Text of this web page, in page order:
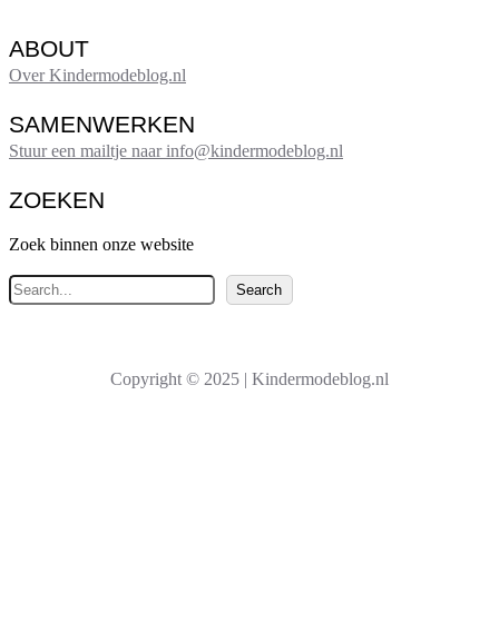
ABOUT
Over Kindermodeblog.nl
SAMENWERKEN
Stuur een mailtje naar info@kindermodeblog.nl
ZOEKEN
Zoek binnen onze website
Z
o
e
Search
Copyright © 2025 | Kindermodeblog.nl